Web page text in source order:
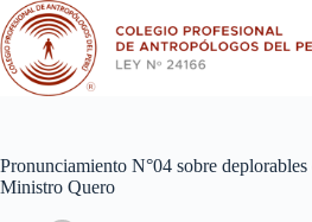
Saltar
al
contenido
Pronunciamiento N°04 sobre deplorables
Ministro Quero